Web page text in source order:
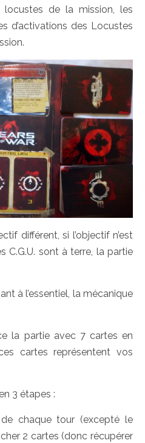
de la mission, les
d’activations des Locustes
différent, si l’objectif n’est
C.G.U. sont à terre, la partie
à l’essentiel, la mécanique
la partie avec 7 cartes en
cartes représentent vos
3 étapes :
chaque tour (excepté le
2 cartes (donc récupérer